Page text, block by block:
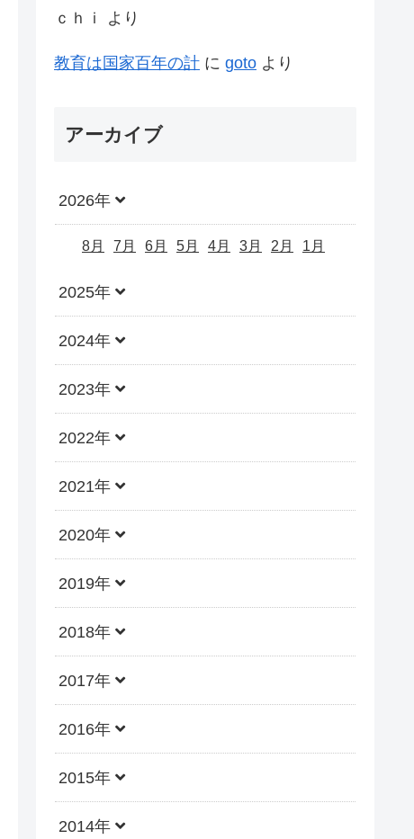
ｃｈｉ
より
教育は国家百年の計 に goto より
アーカイブ
2026年
8月 7月 6月 5月 4月 3月 2月 1月
2025年
2024年
2023年
2022年
2021年
2020年
2019年
2018年
2017年
2016年
2015年
2014年